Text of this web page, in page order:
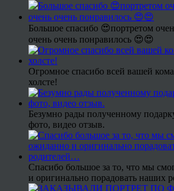
Большое спасибо 😍портретом
очень очень понравилось 😍😍
Огромное спасибо всей вашей
холсте!
Безумно рады полученному
фото, видео отзыв.
Спасибо большое за то, что мы
и оригинально порадовать наших